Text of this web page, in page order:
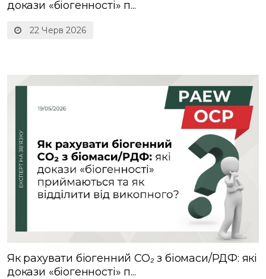
22 Черв 2026
докази «біогенності» п...
Як рахувати біогенний CO₂ з біомаси/РДФ: які
докази «біогенності» п...